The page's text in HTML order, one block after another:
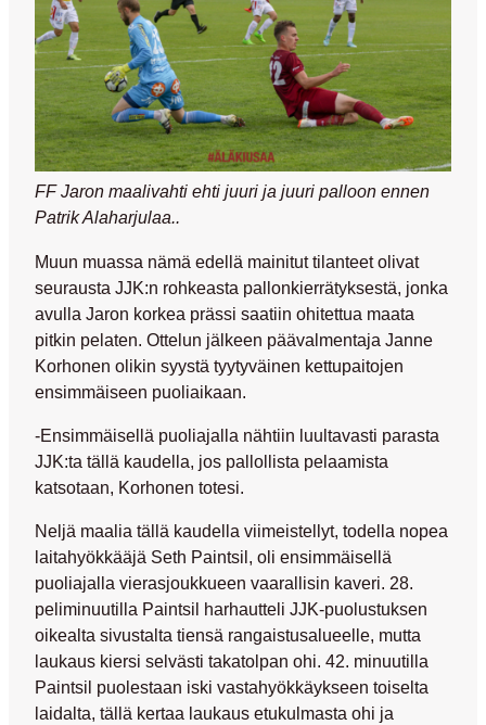
FF Jaron maalivahti ehti juuri ja juuri palloon ennen
Patrik Alaharjulaa..
Muun muassa nämä edellä mainitut tilanteet olivat
seurausta JJK:n rohkeasta pallonkierrätyksestä, jonka
avulla Jaron korkea prässi saatiin ohitettua maata
pitkin pelaten. Ottelun jälkeen päävalmentaja Janne
Korhonen olikin syystä tyytyväinen kettupaitojen
ensimmäiseen puoliaikaan.
-Ensimmäisellä puoliajalla nähtiin luultavasti parasta
JJK:ta tällä kaudella, jos pallollista pelaamista
katsotaan, Korhonen totesi.
Neljä maalia tällä kaudella viimeistellyt, todella nopea
laitahyökkääjä Seth Paintsil, oli ensimmäisellä
puoliajalla vierasjoukkueen vaarallisin kaveri. 28.
peliminuutilla Paintsil harhautteli JJK-puolustuksen
oikealta sivustalta tiensä rangaistusalueelle, mutta
laukaus kiersi selvästi takatolpan ohi. 42. minuutilla
Paintsil puolestaan iski vastahyökkäykseen toiselta
laidalta, tällä kertaa laukaus etukulmasta ohi ja